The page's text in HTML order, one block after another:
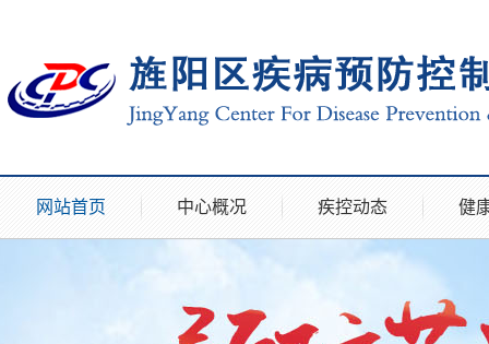
网站首页 中心概况 疾控动态 健